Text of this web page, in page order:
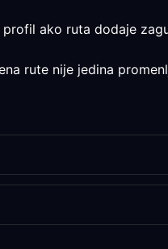
ako ruta dodaje
rute nije jedina